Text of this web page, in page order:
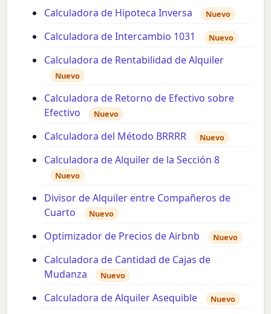
Calculadora de Hipoteca Inversa Nuevo
Calculadora de Intercambio 1031 Nuevo
Calculadora de Rentabilidad de Alquiler
Nuevo
Calculadora de Retorno de Efectivo sobre
Efectivo
Nuevo
Calculadora del Método BRRRR Nuevo
Calculadora de Alquiler de la Sección 8
Nuevo
Divisor de Alquiler entre Compañeros de
Cuarto
Nuevo
Optimizador de Precios de Airbnb Nuevo
Calculadora de Cantidad de Cajas de
Mudanza
Nuevo
Calculadora de Alquiler Asequible Nuevo